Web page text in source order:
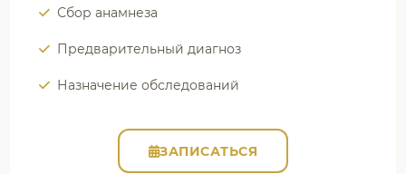
Сбор анамнеза
Предварительный диагноз
Назначение обследований
ЗАПИСАТЬСЯ